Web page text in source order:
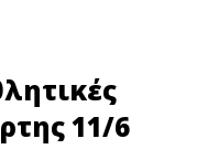
11/6